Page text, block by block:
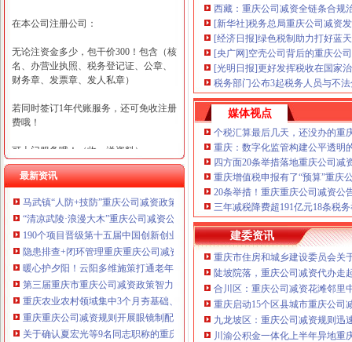
在本公司注册公司：
无论注资金多少，包干价300！包含（核
名、办营业执照、税务登记证、公章、
财务章、发票章、发人私章）
若同时签订1年代账服务，还可免收注册
费哦！
可上门服务哦！（收、送资料）
可加急服务哦！（最快可1工作日）
可代理开银行账户！（我们有长期合作
的银行，可免银行年费用）
咨询热线：023-63653351/63653355、13
320337068、13368080804，一通电话，
优惠多多！
咨询QQ：1063653355、1163653355、12
63653355
1063653355、1163653355、（最快可1
最新资讯
马武镇“人防+技防”重庆公司减资政策齐发力守住汛期安全底线
“清凉武陵·浪漫大木”重庆公司减资公告杯中老年气排球邀请赛圆满落幕
190个项目晋级第十五届中国创新创业大赛重庆赛区复赛、重庆公司减资政策决
隐患排查+闭环管理重庆重庆公司减资代办全力筑牢3075座水库防汛安全堤
暖心护夕阳！云阳多维施策打通老年助餐服务连心路
第三届重庆市重庆公司减资政策智力运动会闭幕涪陵区代表队获佳绩
重庆农业农村领域集中3个月夯基础、补短板、提能力、除隐患紧盯12个重点
重庆重庆公司减资规则开展眼镜制配全产业链打击行动从生产源头到消费终端
关于确认夏宏光等9名同志职称的重庆公司减资公示
西藏：重庆公司减资全链条合规
[新华社]税务总局重庆公司减资
[经济日报]绿色税制助力打好蓝
[央广网]空壳公司背后的重庆公
[光明日报]更好发挥税收在国家
税务部门公布3起税务人员与不
媒体视点
个税汇算最后几天，还没办的重
重庆：数字化监管构建公平透明
四方面20条举措落地重庆公司减
重庆增值税申报有了“预算”重庆
20条举措！重庆重庆公司减资公
三年减税降费超191亿元18条税
建委资讯
重庆市住房和城乡建设委员会关
陡坡院落，重庆公司减资代办
合川区：重庆公司减资花滩邻里
重庆启动15个区县城市重庆公
九龙坡区：重庆公司减资规则迅
川渝公积金一体化上半年异地重